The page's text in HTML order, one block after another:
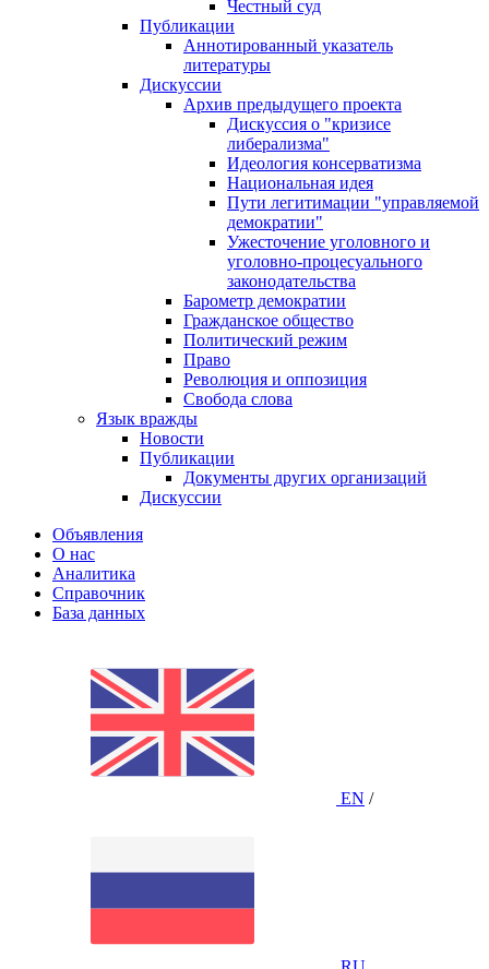
Честный суд
Публикации
Аннотированный указатель
литературы
Дискуссии
Архив предыдущего проекта
Дискуссия о "кризисе
либерализма"
Идеология консерватизма
Национальная идея
Пути легитимации "управляемой
демократии"
Ужесточение уголовного и
уголовно-процесуального
законодательства
Барометр демократии
Гражданское общество
Политический режим
Право
Революция и оппозиция
Свобода слова
Язык вражды
Новости
Публикации
Документы других организаций
Дискуссии
Объявления
О нас
Аналитика
Справочник
База данных
EN /